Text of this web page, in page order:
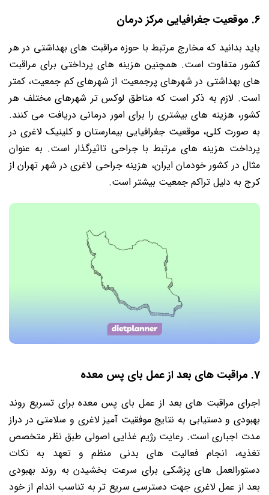
6. موقعیت جغرافیایی مرکز درمان
باید بدانید که مخارج مرتبط با حوزه مراقبت های بهداشتی در هر
کشور متفاوت است. همچنین هزینه های پرداختی برای مراقبت
های بهداشتی در شهرهای پرجمعیت از شهرهای کم جمعیت، کمتر
است. لازم به ذکر است که مناطق لوکس تر شهرهای مختلف هر
کشور، هزینه های بیشتری را برای امور درمانی دریافت می کنند.
به صورت کلی، موقعیت جغرافیایی بیمارستان و کلینیک لاغری در
پرداخت هزینه های مرتبط با جراحی تاثیرگذار است. به عنوان
مثال در کشور خودمان ایران، هزینه جراحی لاغری در شهر تهران از
کرج به دلیل تراکم جمعیت بیشتر است.
7. مراقبت های بعد از عمل بای پس معده
اجرای مراقبت های بعد از عمل بای پس معده برای تسریع روند
بهبودی و دستیابی به نتایج موفقیت آمیز لاغری و سلامتی در دراز
مدت اجباری است. رعایت رژیم غذایی اصولی طبق نظر متخصص
تغذیه، انجام فعالیت های بدنی منظم و تعهد به نکات
دستورالعمل های پزشکی برای سرعت بخشیدن به روند بهبودی
بعد از عمل لاغری جهت دسترسی سریع تر به تناسب اندام از خود